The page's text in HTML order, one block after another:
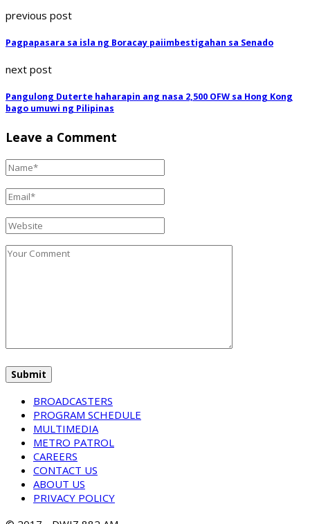
previous post
Pagpapasara sa isla ng Boracay paiimbestigahan sa Senado
next post
Pangulong Duterte haharapin ang nasa 2,500 OFW sa Hong Kong
bago umuwi ng Pilipinas
Leave a Comment
BROADCASTERS
PROGRAM SCHEDULE
MULTIMEDIA
METRO PATROL
CAREERS
CONTACT US
ABOUT US
PRIVACY POLICY